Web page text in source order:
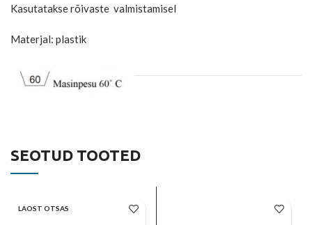
Kasutatakse rõivaste valmistamisel
Materjal: plastik
SEOTUD TOOTED
LAOST OTSAS